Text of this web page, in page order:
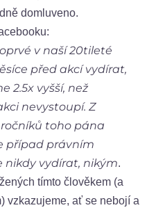
domluveno.
v naší 20tileté
před akcí vydírat,
2.5x vyšší, než
nevystoupí. Z
toho pána
případ právním
nikdy vydírat, nikým.
tímto člověkem (a
vzkazujeme, ať se nebojí a